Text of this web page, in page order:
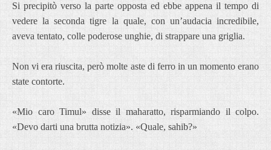
Si precipitò verso la parte opposta ed ebbe appena il tempo di
vedere la seconda tigre la quale, con un’audacia incredibile,
aveva tentato, colle poderose unghie, di strappare una griglia.
Non vi era riuscita, però molte aste di ferro in un momento erano
state contorte.
«Mio caro Timul» disse il maharatto, risparmiando il colpo.
«Devo darti una brutta notizia». «Quale, sahib?»